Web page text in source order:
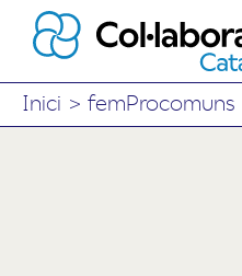
Inici > femProcomuns